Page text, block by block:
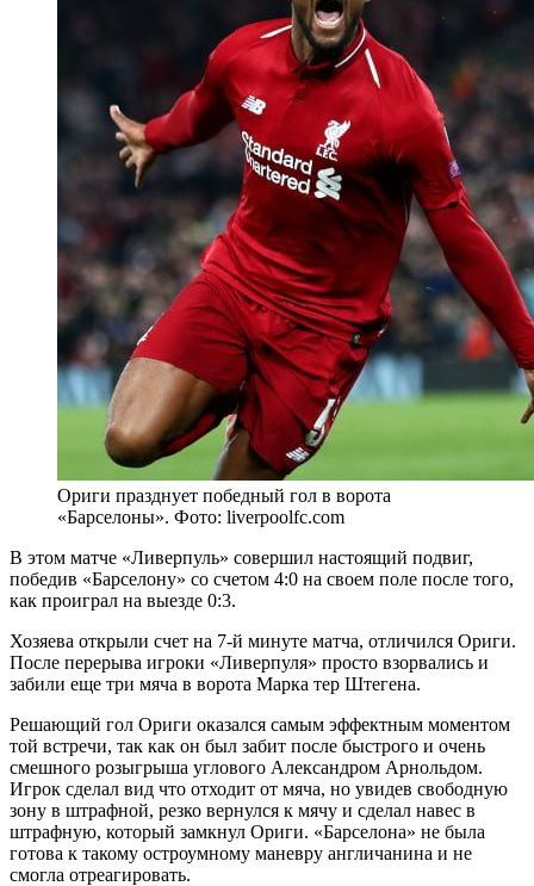
Ориги празднует победный гол в ворота
«Барселоны». Фото: liverpoolfc.com
В этом матче «Ливерпуль» совершил настоящий подвиг,
победив «Барселону» со счетом 4:0 на своем поле после того,
как проиграл на выезде 0:3.
Хозяева открыли счет на 7-й минуте матча, отличился Ориги.
После перерыва игроки «Ливерпуля» просто взорвались и
забили еще три мяча в ворота Марка тер Штегена.
Решающий гол Ориги оказался самым эффектным моментом
той встречи, так как он был забит после быстрого и очень
смешного розыгрыша углового Александром Арнольдом.
Игрок сделал вид что отходит от мяча, но увидев свободную
зону в штрафной, резко вернулся к мячу и сделал навес в
штрафную, который замкнул Ориги. «Барселона» не была
готова к такому остроумному маневру англичанина и не
смогла отреагировать.